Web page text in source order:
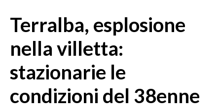
SASSARI E PROVINCIA
GALLURA
OGLIASTRA
Terralba, esplosione
nella villetta:
stazionarie le
condizioni del 38enne